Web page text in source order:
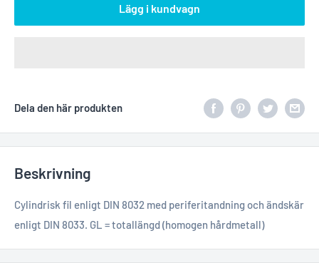
Lägg i kundvagn
Dela den här produkten
Beskrivning
Cylindrisk fil enligt DIN 8032 med periferitandning och ändskär
enligt DIN 8033. GL = totallängd (homogen hårdmetall)